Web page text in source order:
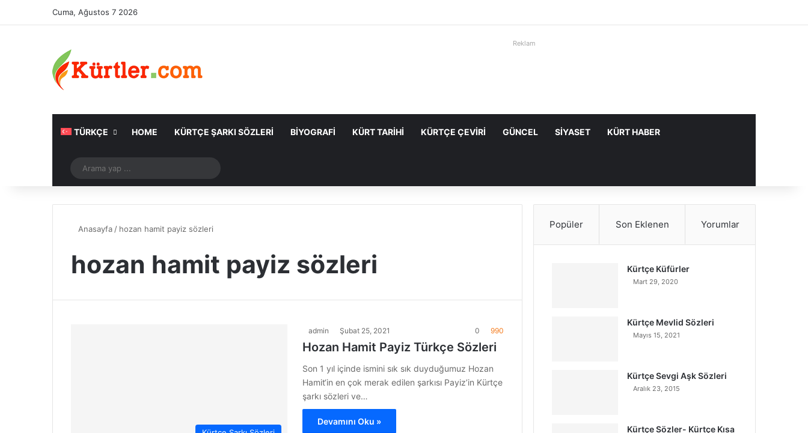
Cuma, Ağustos 7 2026
Reklam
TÜRKÇE HOME KÜRTÇE ŞARKI SÖZLERI BIYOGRAFI KÜRT TARIHI KÜRTÇE ÇEVIRI GÜNCEL SIYASET KÜRT HABER
Rastgele Makale
yap
Anasayfa / hozan hamit payiz sözleri
hozan hamit payiz sözleri
admin Şubat 25, 2021 0 990
Hozan Hamit Payiz Türkçe Sözleri
Son 1 yıl içinde ismini sık sık duyduğumuz Hozan
Hamit‘in en çok merak edilen şarkısı Payiz’in Kürtçe
şarkı sözleri ve…
Devamını Oku »
Popüler Son Eklenen Yorumlar
Kürtçe Küfürler
Mart 29, 2020
Kürtçe Mevlid Sözleri
Mayıs 15, 2021
Kürtçe Sevgi Aşk Sözleri
Aralık 23, 2015
Kürtçe Sözler- Kürtçe Kısa